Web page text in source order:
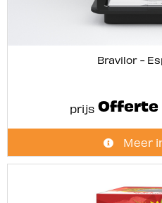
Bravilor -
prijsOfferte
Meer